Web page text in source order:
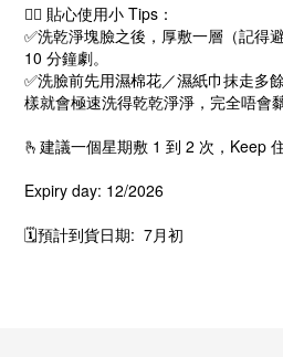
💆‍♀️ 貼心使用小 Tips：
✅洗乾淨塊臉之後，厚敷一層（記得
10 分鐘劇。
✅洗臉前先用濕棉花／濕紙巾抹走多
樣就會極速洗得乾乾淨淨，完全唔會
🫰建議一個星期敷 1 到 2 次，Keep
Expiry day: 12/2026
🗓️預計到貨日期: 7月初